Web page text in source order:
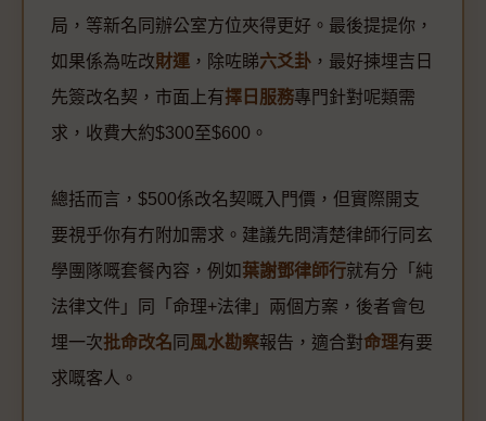
局，等新名同辦公室方位夾得更好。最後提提你，
如果係為咗改財運 ，除咗睇六爻卦 ，最好揀埋吉日
先簽改名契，市面上有擇日服務專門針對呢類需
求，收費大約$300至$600。
總括而言，$500係改名契嘅入門價，但實際開支
要視乎你有冇附加需求。建議先問清楚律師行同玄
學團隊嘅套餐內容，例如 葉謝鄧律師行就有分「純
法律文件」同「命理+法律」兩個方案，後者會包
埋一次批命改名 同 風水勘察報告，適合對命理有要
求嘅客人。